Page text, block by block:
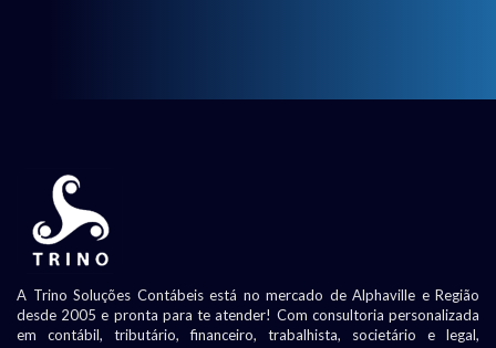
A Trino Soluções Contábeis está no mercado de Alphaville e Região
desde 2005 e pronta para te atender! Com consultoria personalizada
em contábil, tributário, financeiro, trabalhista, societário e legal,